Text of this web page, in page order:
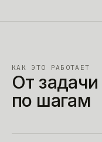
КАК ЭТО РАБОТАЕТ
От
по шагам